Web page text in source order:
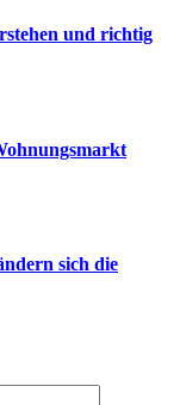
und richtig
sich die